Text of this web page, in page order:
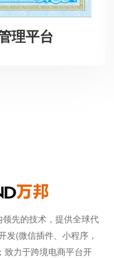
理平台
先的技术，提供全球代
发(微信插件、小程序，
致力于跨境电商平台开